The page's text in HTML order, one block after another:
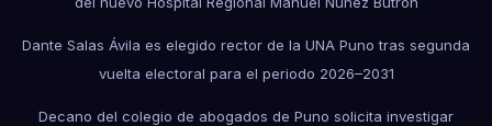
Dante Salas Ávila es elegido rector de la UNA Puno tras segunda
vuelta electoral para el periodo 2026–2031
Decano del colegio de abogados de Puno solicita investigar